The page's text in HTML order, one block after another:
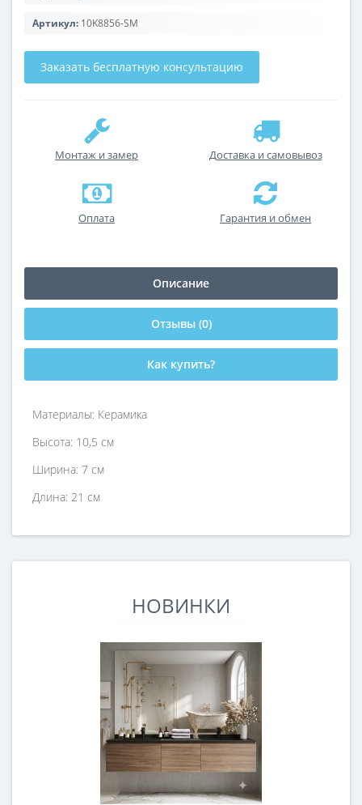
Артикул: 10K8856-SM
Заказать бесплатную консультацию
Монтаж и замер Доставка и самовывоз
Оплата Гарантия и обмен
Описание
Отзывы (0)
Как купить?
Материалы: Керамика
Высота: 10,5 см
Ширина: 7 см
Длина: 21 см
НОВИНКИ